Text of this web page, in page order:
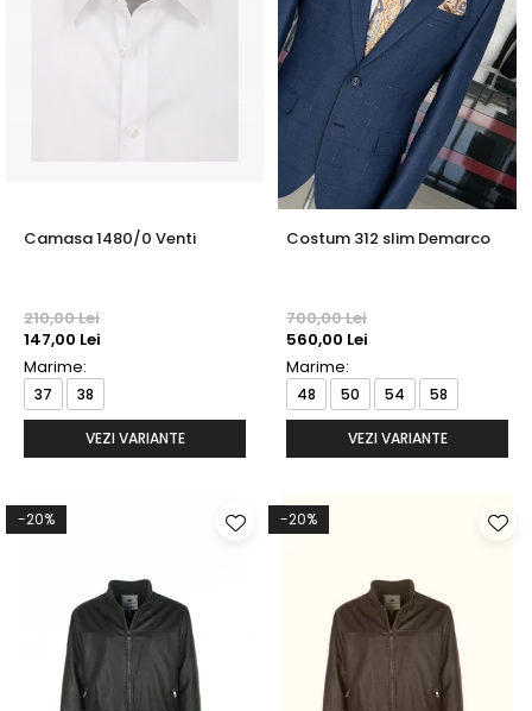
Camasa 1480/0 Venti
210,00 Lei
147,00 Lei
Marime:
37 38
VEZI VARIANTE
Costum 312 slim Demarco
700,00 Lei
560,00 Lei
Marime:
48 50 54 58
VEZI VARIANTE
-20% -20%